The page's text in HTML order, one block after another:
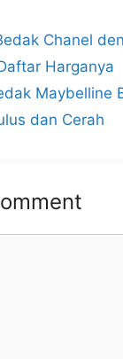
Chanel
Harganya
Maybelline
dan Cerah